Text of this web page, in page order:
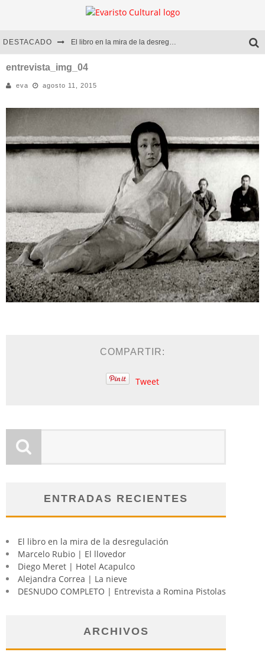
DESTACADO El libro en la mira de la desregulación
Marcelo Rubio | El llovedor
Diego Meret | Hotel Acapulco
entrevista_img_04
eva agosto 11, 2015
COMPARTIR:
Tweet
ENTRADAS RECIENTES
El libro en la mira de la desregulación
Marcelo Rubio | El llovedor
Diego Meret | Hotel Acapulco
Alejandra Correa | La nieve
DESNUDO COMPLETO | Entrevista a Romina Pistolas
ARCHIVOS